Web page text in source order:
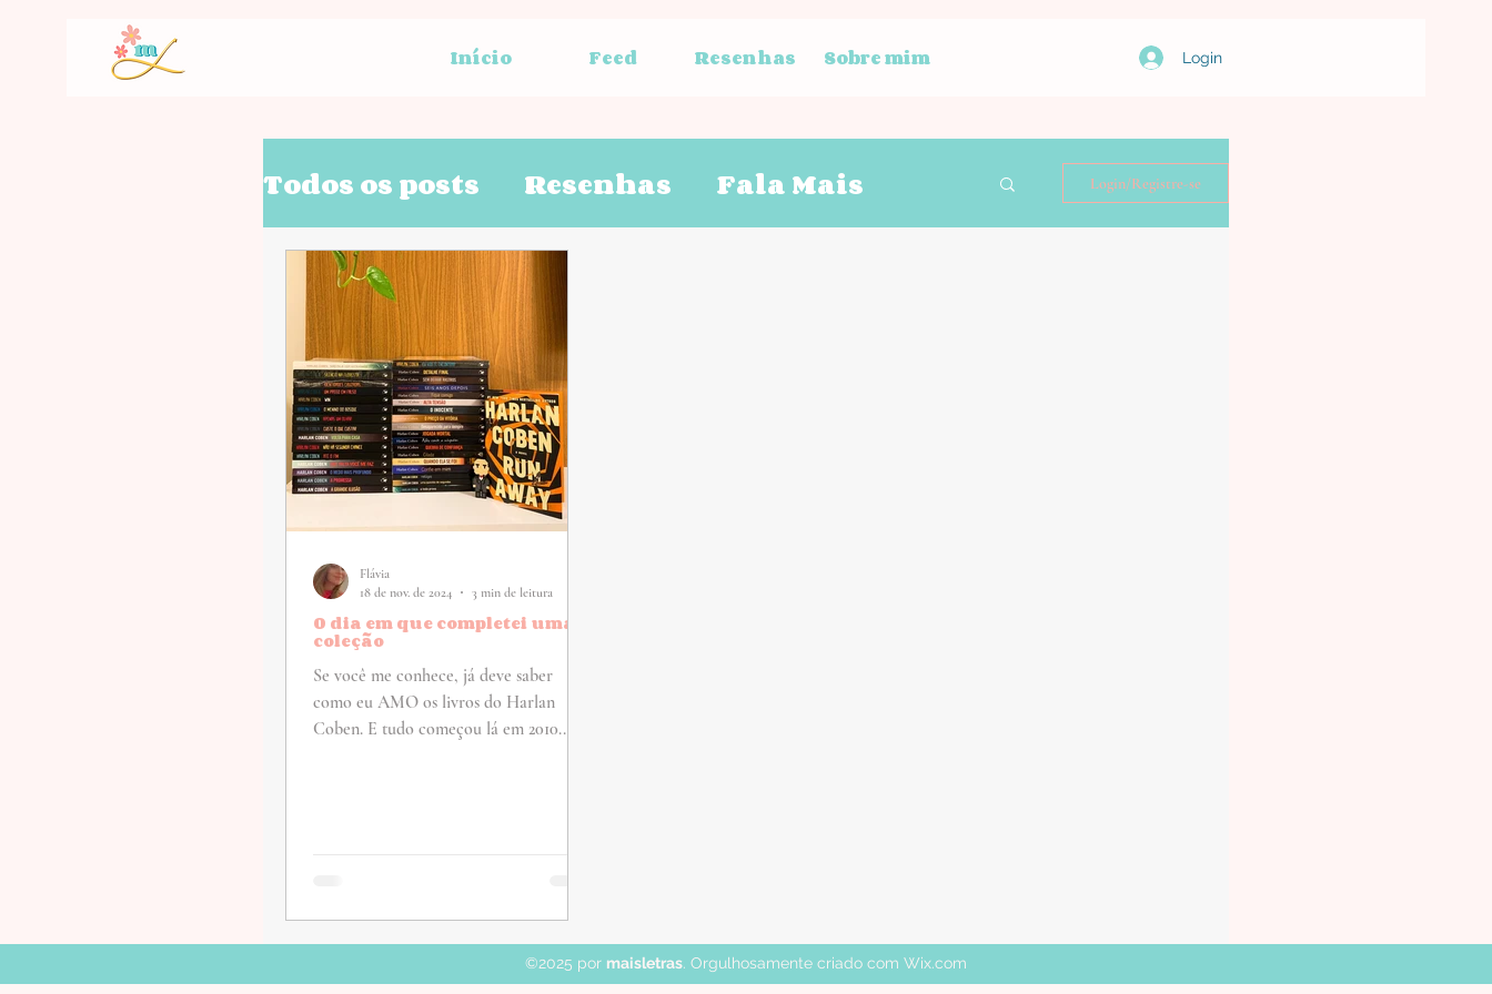
Início Feed Resenhas Sobre mim Login
Todos os posts Resenhas Fala Mais Login/Registre-se
O dia em que completei uma
coleção
Se você me conhece, já deve saber
como eu AMO os livros do Harlan
Coben. E tudo começou lá em 2010...
Flávia
18 de nov. de 2024
3 min de leitura
©2025 por maisletras. Orgulhosamente criado com Wix.com